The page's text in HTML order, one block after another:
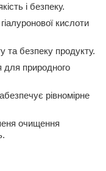
і безпеку.
кислоти
та безпеку продукту.
для природного
рівномірне
очищення